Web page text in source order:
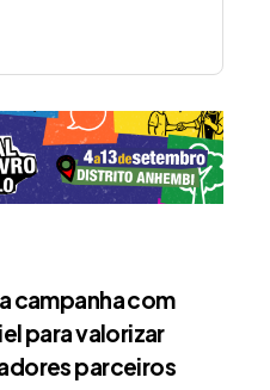
campanha com
para valorizar
parceiros